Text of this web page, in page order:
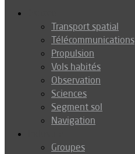
Transport spatial
Télécommunications
Propulsion
Vols habités
Observation
Sciences
Segment sol
Navigation
Groupes